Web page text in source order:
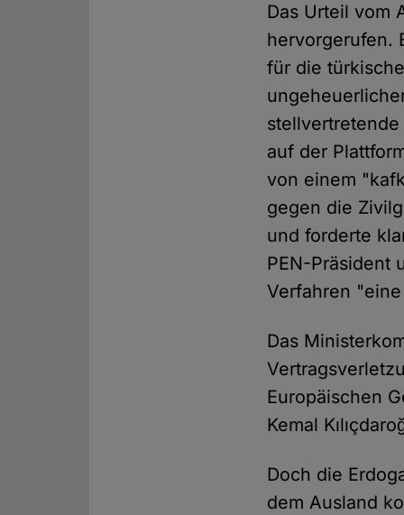
Das Urteil vom
hervorgerufen.
für die
auf der
von einem
gegen die
und forderte
PEN-Präsident
Verfahren
Das
Europäischen
Kemal
Doch die
dem Ausland